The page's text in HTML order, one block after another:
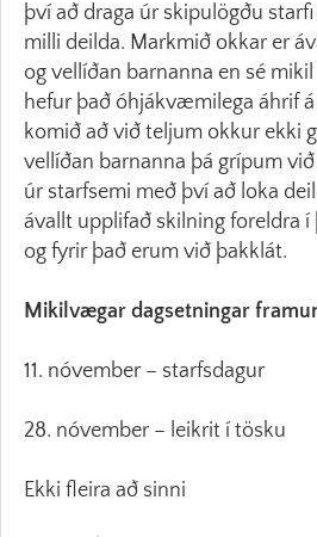
því að draga úr skipulögðu
milli deilda. Markmið okkar er
og vellíðan barnanna en sé
hefur það óhjákvæmilega áhrif
komið að við teljum okkur ekki
vellíðan barnanna þá grípum
úr starfsemi með því að loka
ávallt upplifað skilning foreldra
og fyrir það erum við þakklát.
Mikilvægar dagsetningar
11. nóvember – starfsdagur
28. nóvember – leikrit í tösku
Ekki fleira að sinni